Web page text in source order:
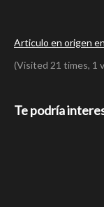
Articulo en origen
(Visited 21 times, 1
Te podría